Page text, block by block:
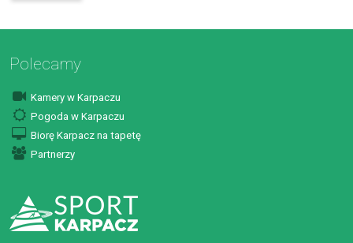
Polecamy
Kamery w Karpaczu
Pogoda w Karpaczu
Biorę Karpacz na tapetę
Partnerzy